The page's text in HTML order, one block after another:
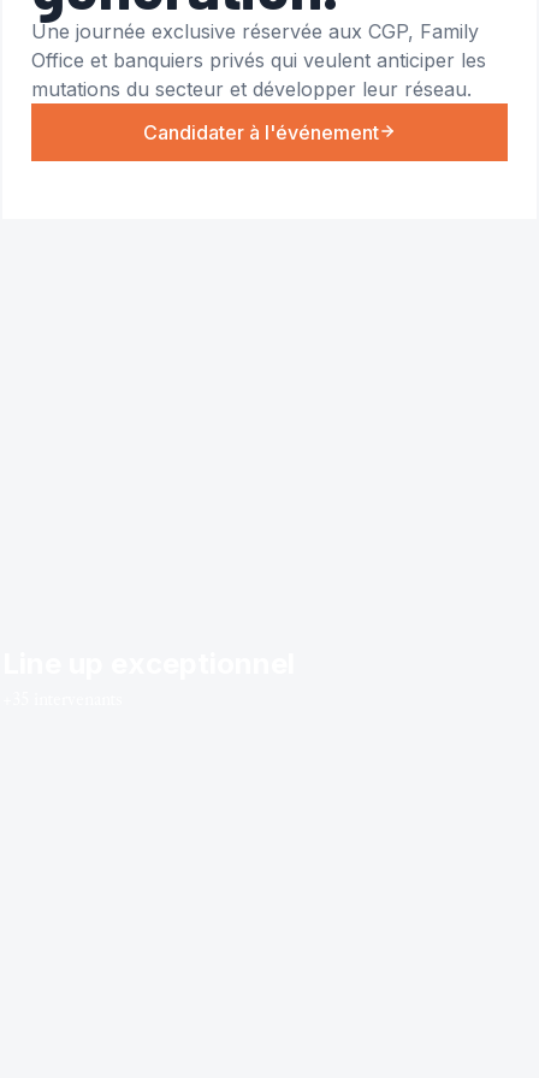
Une journée exclusive réservée aux CGP, Family
Office et banquiers privés qui veulent anticiper les
mutations du secteur et développer leur réseau.
Candidater à l'événement